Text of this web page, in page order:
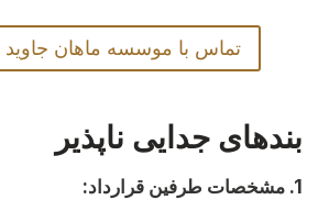
تماس با موسسه ماهان جاوید
بندهای جدایی ناپذیر
1. مشخصات طرفین قرارداد: